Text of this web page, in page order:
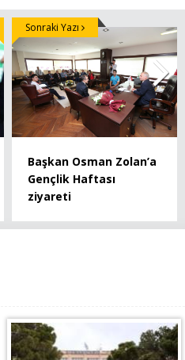
Başkan Osman Zolan’a
Gençlik Haftası
ziyareti
Sonraki Yazı